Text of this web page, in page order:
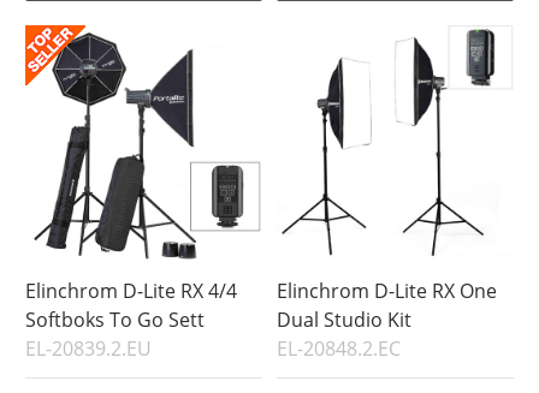
Elinchrom D-Lite RX 4/4
Softboks To Go Sett
EL-20839.2.EU
Elinchrom D-Lite RX One
Dual Studio Kit
EL-20848.2.EC